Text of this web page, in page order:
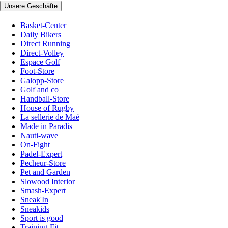
Unsere Geschäfte
Basket-Center
Daily Bikers
Direct Running
Direct-Volley
Espace Golf
Foot-Store
Galopp-Store
Golf and co
Handball-Store
House of Rugby
La sellerie de Maé
Made in Paradis
Nauti-wave
On-Fight
Padel-Expert
Pecheur-Store
Pet and Garden
Slowood Interior
Smash-Expert
Sneak'In
Sneakids
Sport is good